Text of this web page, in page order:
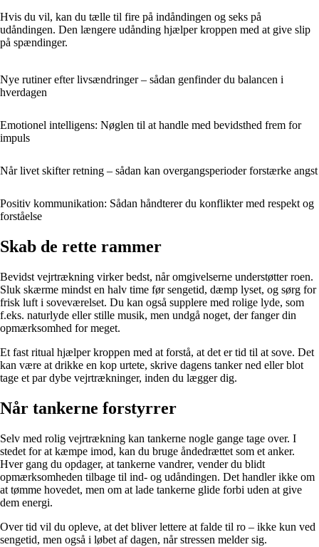
Hvis du vil, kan du tælle til fire på indåndingen og seks på
udåndingen. Den længere udånding hjælper kroppen med at give slip
på spændinger.
Nye rutiner efter livsændringer – sådan genfinder du balancen i
hverdagen
Emotionel intelligens: Nøglen til at handle med bevidsthed frem for
impuls
Når livet skifter retning – sådan kan overgangsperioder forstærke angst
Positiv kommunikation: Sådan håndterer du konflikter med respekt og
forståelse
Skab de rette rammer
Bevidst vejrtrækning virker bedst, når omgivelserne understøtter roen.
Sluk skærme mindst en halv time før sengetid, dæmp lyset, og sørg for
frisk luft i soveværelset. Du kan også supplere med rolige lyde, som
f.eks. naturlyde eller stille musik, men undgå noget, der fanger din
opmærksomhed for meget.
Et fast ritual hjælper kroppen med at forstå, at det er tid til at sove. Det
kan være at drikke en kop urtete, skrive dagens tanker ned eller blot
tage et par dybe vejrtrækninger, inden du lægger dig.
Når tankerne forstyrrer
Selv med rolig vejrtrækning kan tankerne nogle gange tage over. I
stedet for at kæmpe imod, kan du bruge åndedrættet som et anker.
Hver gang du opdager, at tankerne vandrer, vender du blidt
opmærksomheden tilbage til ind- og udåndingen. Det handler ikke om
at tømme hovedet, men om at lade tankerne glide forbi uden at give
dem energi.
Over tid vil du opleve, at det bliver lettere at falde til ro – ikke kun ved
sengetid, men også i løbet af dagen, når stressen melder sig.